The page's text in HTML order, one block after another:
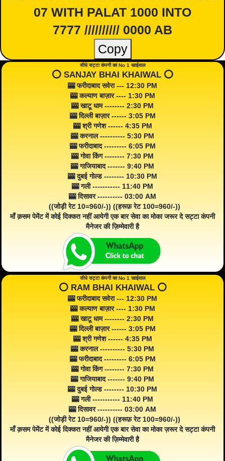
07 WITH PALAT 1000 INTO
7777 ////////// 0000 AB
Copy
सीधे सट्टा कंपनी का No 1 खाईवाल
⭕️ SANJAY BHAI KHAIWAL ⭕️
🎰 फरीदाबाद सवेरा --- 12:30 PM
🎰 कल्याण बाज़ार ---- 1:30 PM
🎰 खाटू धाम -------- 2:30 PM
🎰 दिल्ली बाज़ार ------ 3:05 PM
🎰 श्री गणेश ------ 4:35 PM
🎰 करनाल ---------- 5:30 PM
🎰 फरीदाबाद --------- 6:05 PM
🎰 गोवा किंग -------- 7:30 PM
🎰 गाजियाबाद ------- 9:40 PM
🎰 दुबई गोल्ड -------- 10:30 PM
🎰 गली ----------- 11:40 PM
🎰 दिसावर ---------- 03:00 AM
((जोड़ी रेट 10=960/-)) ((हरूफ़ रेट 100=960/-))
माँ क़सम पेमेंट में कोई दिक्कत नहीं आयेगी एक बार सेवा का मोका जरूर दे सट्टा कंपनी
मैनेजर की ज़िम्मेवारी है
सीधे सट्टा कंपनी का No 1 खाईवाल
⭕️ RAM BHAI KHAIWAL ⭕️
🎰 फरीदाबाद सवेरा --- 12:30 PM
🎰 कल्याण बाज़ार ---- 1:30 PM
🎰 खाटू धाम -------- 2:30 PM
🎰 दिल्ली बाज़ार ------ 3:05 PM
🎰 श्री गणेश ------ 4:35 PM
🎰 करनाल ---------- 5:30 PM
🎰 फरीदाबाद --------- 6:05 PM
🎰 गोवा किंग -------- 7:30 PM
🎰 गाजियाबाद ------- 9:40 PM
🎰 दुबई गोल्ड -------- 10:30 PM
🎰 गली ----------- 11:40 PM
🎰 दिसावर ---------- 03:00 AM
((जोड़ी रेट 10=960/-)) ((हरूफ़ रेट 100=960/-))
माँ क़सम पेमेंट में कोई दिक्कत नहीं आयेगी एक बार सेवा का मोका ज़रूर दे सट्टा कंपनी
मैनेजर की ज़िम्मेवारी है